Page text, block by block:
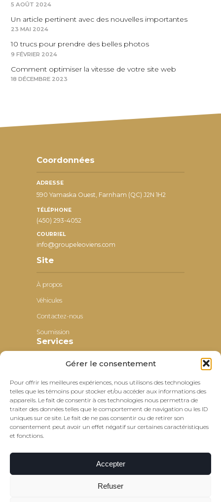
Gérer le consentement
Pour offrir les meilleures expériences, nous utilisons des technologies
telles que les témoins pour stocker et/ou accéder aux informations des
appareils. Le fait de consentir à ces technologies nous permettra de
traiter des données telles que le comportement de navigation ou les ID
uniques sur ce site. Le fait de ne pas consentir ou de retirer son
consentement peut avoir un effet négatif sur certaines caractéristiques
et fonctions.
Accepter
Refuser
5 AOÛT 2024
Un article pertinent avec des nouvelles importantes
23 MAI 2024
10 trucs pour prendre des belles photos
9 FÉVRIER 2024
Comment optimiser la vitesse de votre site web
18 DÉCEMBRE 2023
Coordonnées
ADRESSE
590 Yamaska Ouest, Farnham (QC) J2N 1H2
TÉLÉPHONE
(450) 293-4052
COURRIEL
info@groupeleoviens.com
Site
À propos
Véhicules
Contactez-nous
Soumission
Services
Transport parascolaire
Transport nolisé
Transport pour petits groupes
Autres liens
Politique de confidentialité